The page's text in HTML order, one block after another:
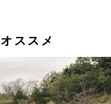
ススメ